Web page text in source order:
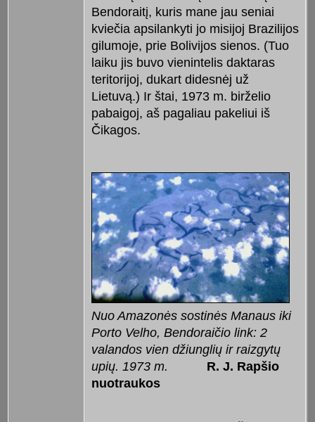
Bendoraitį, kuris mane jau seniai
kviečia apsilankyti jo misijoj Brazilijos
gilumoje, prie Bolivijos sienos. (Tuo
laiku jis buvo vienintelis daktaras
teritorijoj, dukart didesnėj už
Lietuvą.) Ir štai, 1973 m. birželio
pabaigoj, aš pagaliau pakeliui iš
Čikagos.
Nuo Amazonės sostinės Manaus iki
Porto Velho, Bendoraičio link: 2
valandos vien džiunglių ir raizgytų
upių. 1973 m.
R. J. Rapšio
nuotraukos